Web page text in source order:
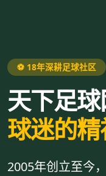
⚽ 18年深耕足球社区
天下足
球迷的
2005年创立至今